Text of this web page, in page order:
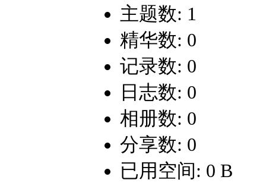
主题数: 1
精华数: 0
记录数: 0
日志数: 0
相册数: 0
分享数: 0
已用空间: 0 B